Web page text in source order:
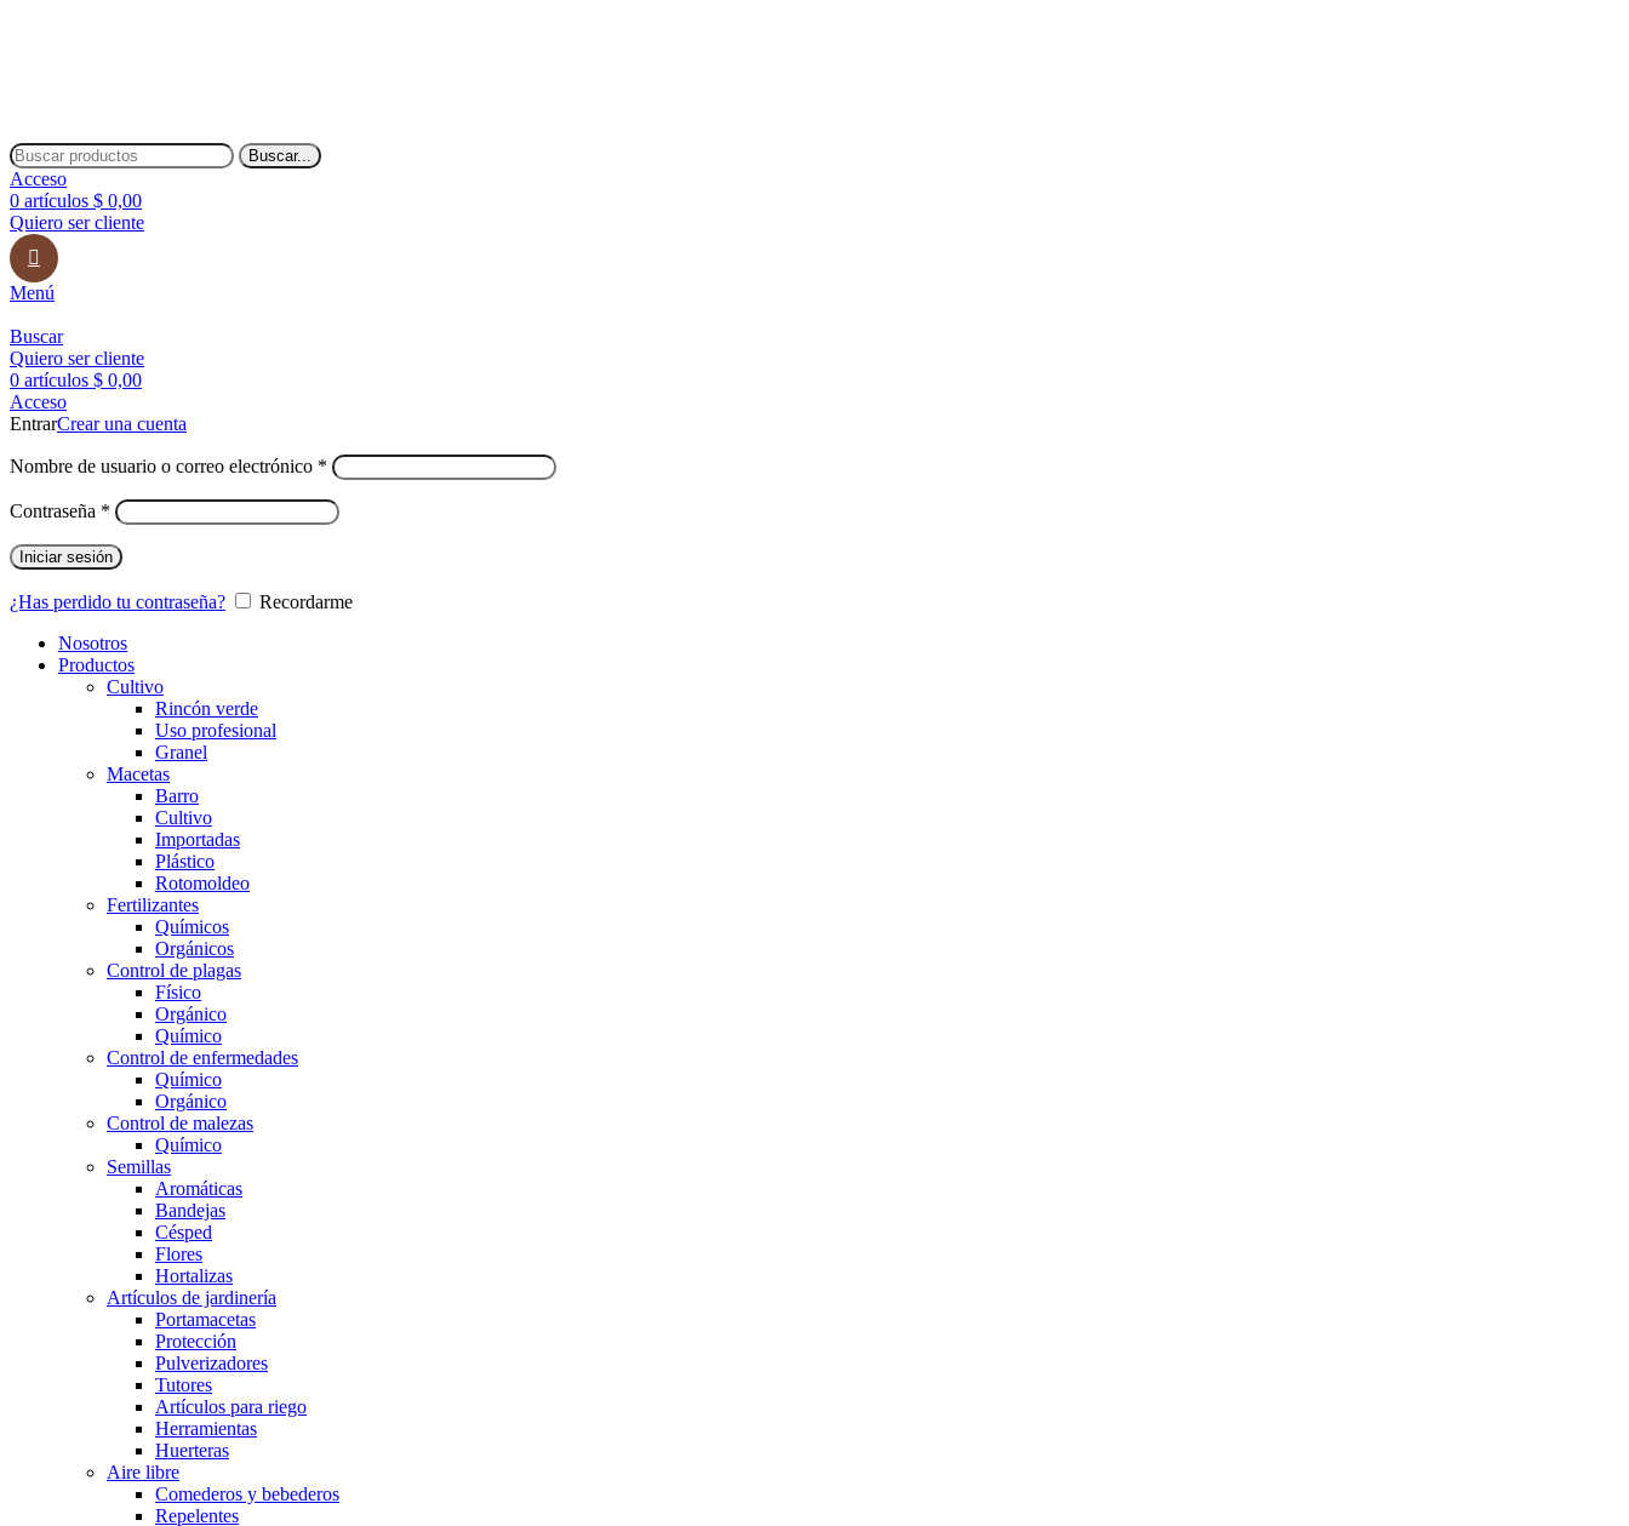
Buscar...
Acceso
0 artículos $ 0,00
Quiero ser cliente
Menú
Buscar
Quiero ser cliente
0 artículos $ 0,00
Acceso
EntrarCrear una cuenta
Nombre de usuario o correo electrónico *
Contraseña *
Iniciar sesión
¿Has perdido tu contraseña?
Recordarme
Nosotros
Productos
Cultivo
Rincón verde
Uso profesional
Granel
Macetas
Barro
Cultivo
Importadas
Plástico
Rotomoldeo
Fertilizantes
Químicos
Orgánicos
Control de plagas
Físico
Orgánico
Químico
Control de enfermedades
Químico
Orgánico
Control de malezas
Químico
Semillas
Aromáticas
Bandejas
Césped
Flores
Hortalizas
Artículos de jardinería
Portamacetas
Protección
Pulverizadores
Tutores
Artículos para riego
Herramientas
Huerteras
Aire libre
Comederos y bebederos
Repelentes